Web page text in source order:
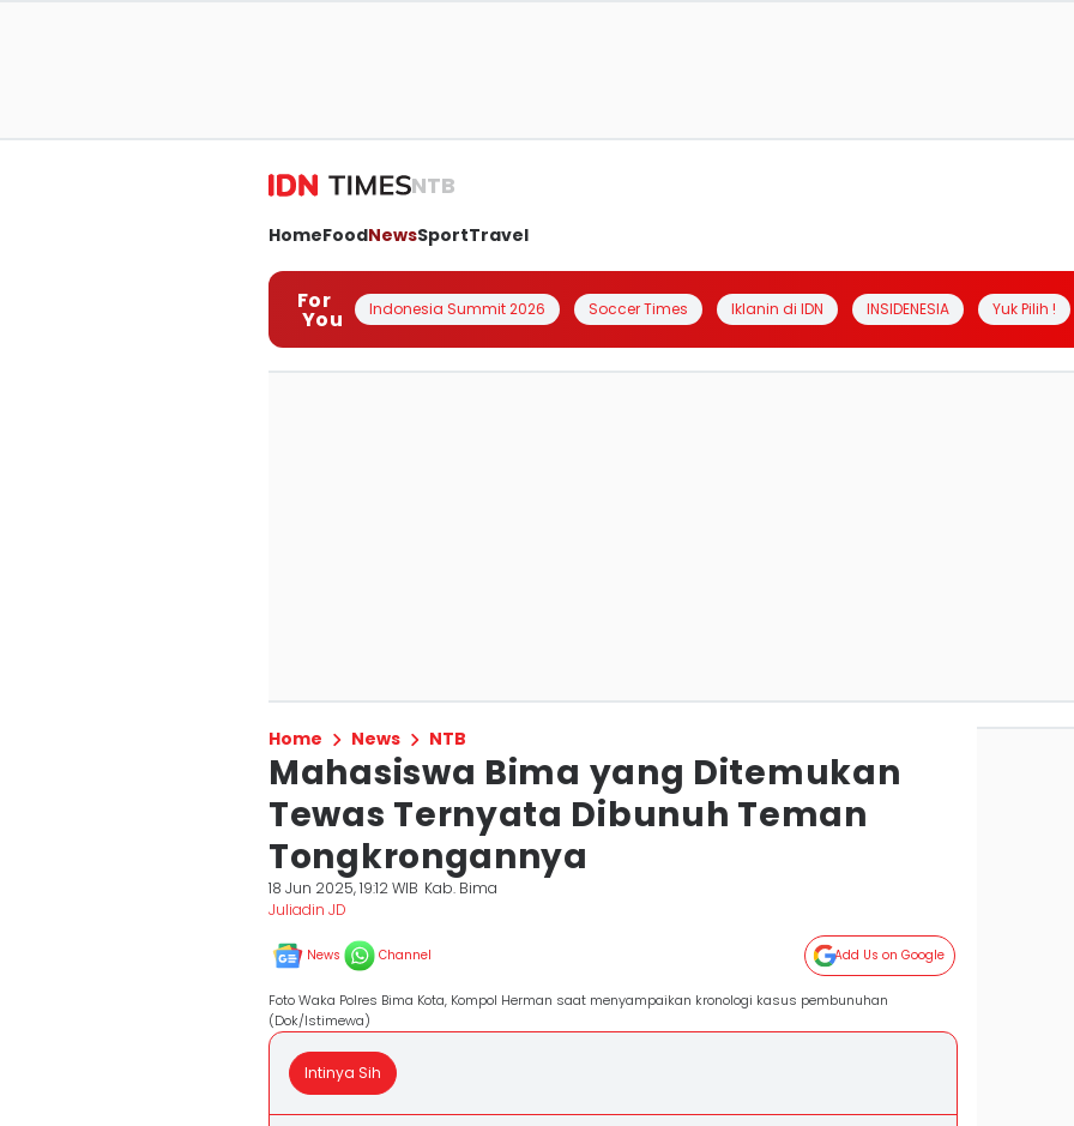
NTB
HomeFoodNewsSportTravel
For
You Indonesia Summit 2026 Soccer Times Iklanin di IDN INSIDENESIA Yuk Pilih !
Home News NTB
Mahasiswa Bima yang Ditemukan
Tewas Ternyata Dibunuh Teman
Tongkrongannya
18 Jun 2025, 19:12 WIB Kab. Bima
Juliadin JD
News Channel Add Us on Google
Foto Waka Polres Bima Kota, Kompol Herman saat menyampaikan kronologi kasus pembunuhan
(Dok/Istimewa)
Intinya Sih